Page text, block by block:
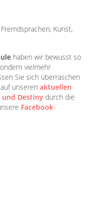
Kunst,
haben wir bewusst so
vielmehr
Sie sich überraschen
unseren aktuellen
und Destiny durch die
Facebook-